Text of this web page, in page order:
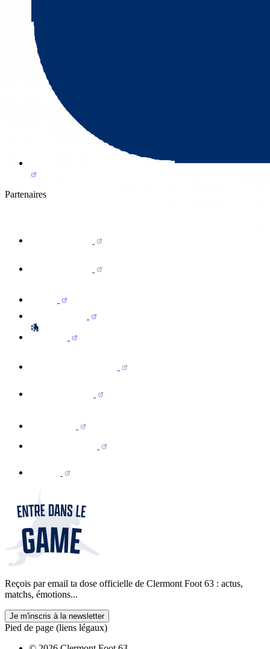
Partenaires
Reçois par email ta dose officielle de Clermont Foot 63 : actus,
matchs, émotions...
Je m'inscris à la newsletter
Pied de page (liens légaux)